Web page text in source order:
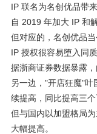
IP 联名为名创优品带
自 2019 年加大 IP 和
但对应的，名创优品
IP 授权很容易堕入同
据浙商证券数据暴露
另一边，"开店狂魔"
续提高，同比提高三
但与国内以加盟格局
大幅提高。